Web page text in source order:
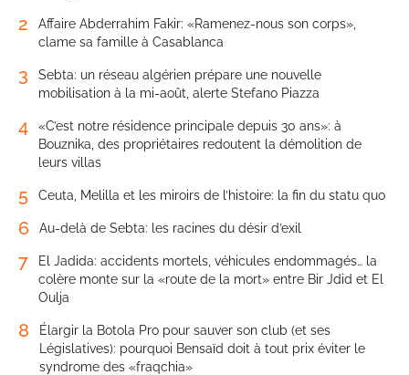
2
Affaire Abderrahim Fakir: «Ramenez-nous son corps»,
clame sa famille à Casablanca
3
Sebta: un réseau algérien prépare une nouvelle
mobilisation à la mi-août, alerte Stefano Piazza
4
«C’est notre résidence principale depuis 30 ans»: à
Bouznika, des propriétaires redoutent la démolition de
leurs villas
5 Ceuta, Melilla et les miroirs de l’histoire: la fin du statu quo
6 Au-delà de Sebta: les racines du désir d’exil
7
El Jadida: accidents mortels, véhicules endommagés… la
colère monte sur la «route de la mort» entre Bir Jdid et El
Oulja
8
Élargir la Botola Pro pour sauver son club (et ses
Législatives): pourquoi Bensaïd doit à tout prix éviter le
syndrome des «fraqchia»